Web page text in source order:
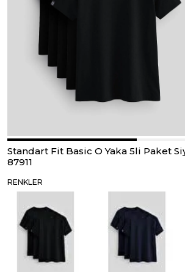
Standart Fit Basic O Yaka 5li Paket
87911
RENKLER